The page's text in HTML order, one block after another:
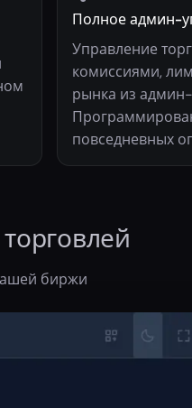
Полное админ-
Управление
комиссиями,
рынка из
повседневных
биржи